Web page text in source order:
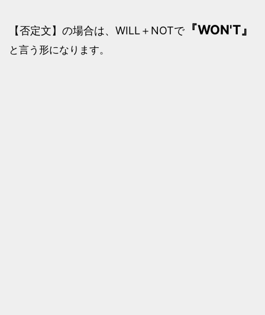
【否定文】の場合は、WILL＋NOTで『WON'T』
と言う形になります。